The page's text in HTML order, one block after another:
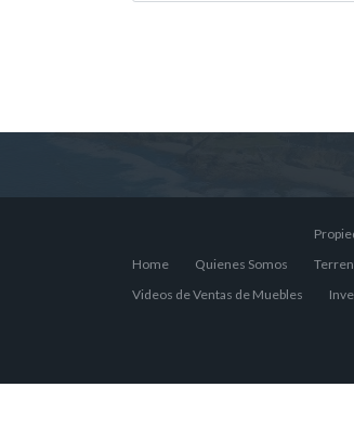
Home Quienes Somos
Videos de Ventas de Muebles